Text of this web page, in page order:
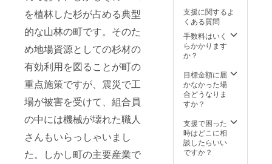
を植林した杉が占める典型
的な山林の町です。そのた
め地場資源としての杉材の
有効利用を図ることが町の
重点施策ですが、震災で工
場が被害を受けて、組合員
の中には機械が壊れた職人
さんもいらっしゃいまし
た。しかし町の主要産業で
支援に関するよ
くある質問
手数料はいく
らかかります
か？
目標金額に届
かなかった場
合どうなりま
すか？
支援で困った
時はどこに相
談したらいい
ですか？